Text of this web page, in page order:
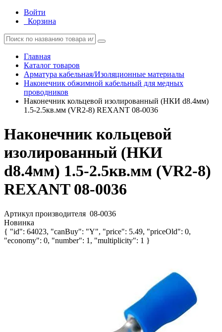
Войти
Корзина
Главная
Каталог товаров
Арматура кабельная/Изоляционные материалы
Наконечник обжимной кабельный для медных
проводников
Наконечник кольцевой изолированный (НКИ d8.4мм)
1.5-2.5кв.мм (VR2-8) REXANT 08-0036
Наконечник кольцевой
изолированный (НКИ
d8.4мм) 1.5-2.5кв.мм (VR2-8)
REXANT 08-0036
Артикул производителя 08-0036
Новинка
{ "id": 64023, "canBuy": "Y", "price": 5.49, "priceOld": 0,
"economy": 0, "number": 1, "multiplicity": 1 }